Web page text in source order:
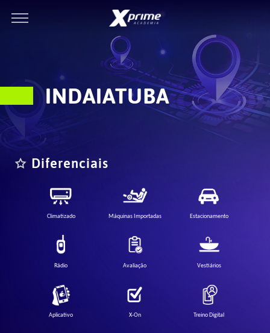
INDAIATUBA
Diferenciais
Climatizado Máquinas Importadas Estacionamento
Rádio Avaliação Vestiários
Aplicativo X-On Treino Digital